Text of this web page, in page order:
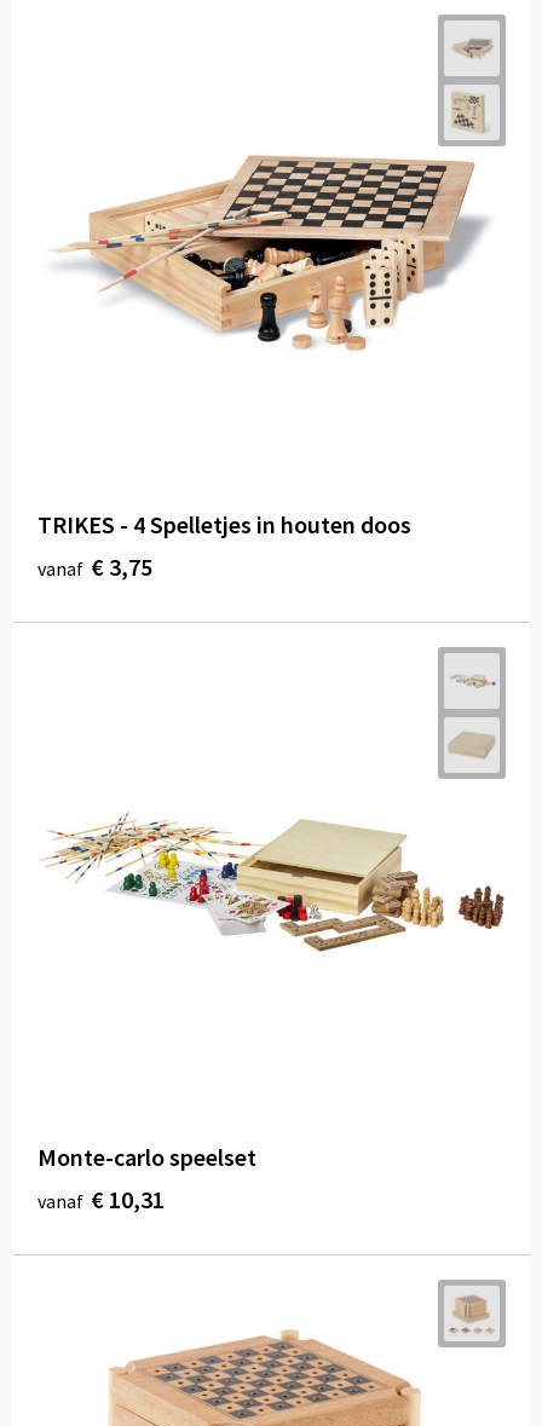
TRIKES - 4 Spelletjes in houten doos
vanaf € 3,75
Monte-carlo speelset
vanaf € 10,31